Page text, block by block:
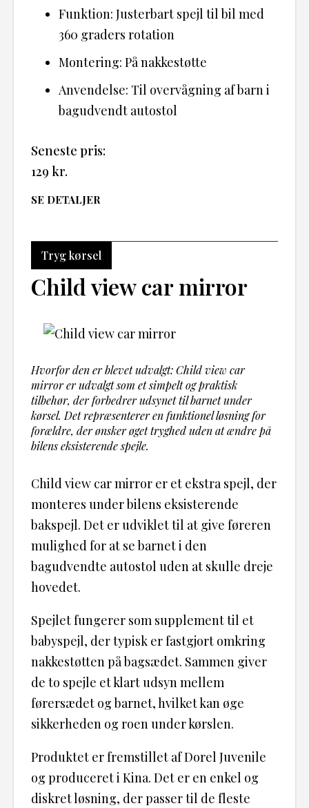
Funktion: Justerbart spejl til bil med
360 graders rotation
Montering: På nakkestøtte
Anvendelse: Til overvågning af barn i
bagudvendt autostol
Seneste pris:
129 kr.
SE DETALJER
Tryg kørsel
Child view car mirror
Hvorfor den er blevet udvalgt: Child view car
mirror er udvalgt som et simpelt og praktisk
tilbehør, der forbedrer udsynet til barnet under
kørsel. Det repræsenterer en funktionel løsning for
forældre, der ønsker øget tryghed uden at ændre på
bilens eksisterende spejle.
Child view car mirror er et ekstra spejl, der
monteres under bilens eksisterende
bakspejl. Det er udviklet til at give føreren
mulighed for at se barnet i den
bagudvendte autostol uden at skulle dreje
hovedet.
Spejlet fungerer som supplement til et
babyspejl, der typisk er fastgjort omkring
nakkestøtten på bagsædet. Sammen giver
de to spejle et klart udsyn mellem
førersædet og barnet, hvilket kan øge
sikkerheden og roen under kørslen.
Produktet er fremstillet af Dorel Juvenile
og produceret i Kina. Det er en enkel og
diskret løsning, der passer til de fleste